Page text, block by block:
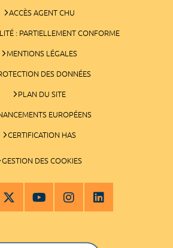
ACCÈS AGENT CHU
: PARTIELLEMENT CONFORME
MENTIONS LÉGALES
DES DONNÉES
PLAN DU SITE
EUROPÉENS
CERTIFICATION HAS
GESTION DES COOKIES